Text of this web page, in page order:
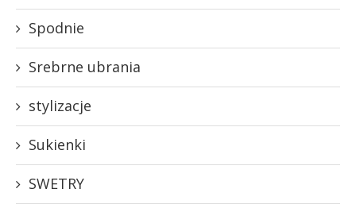
Spodnie
Srebrne ubrania
stylizacje
Sukienki
SWETRY